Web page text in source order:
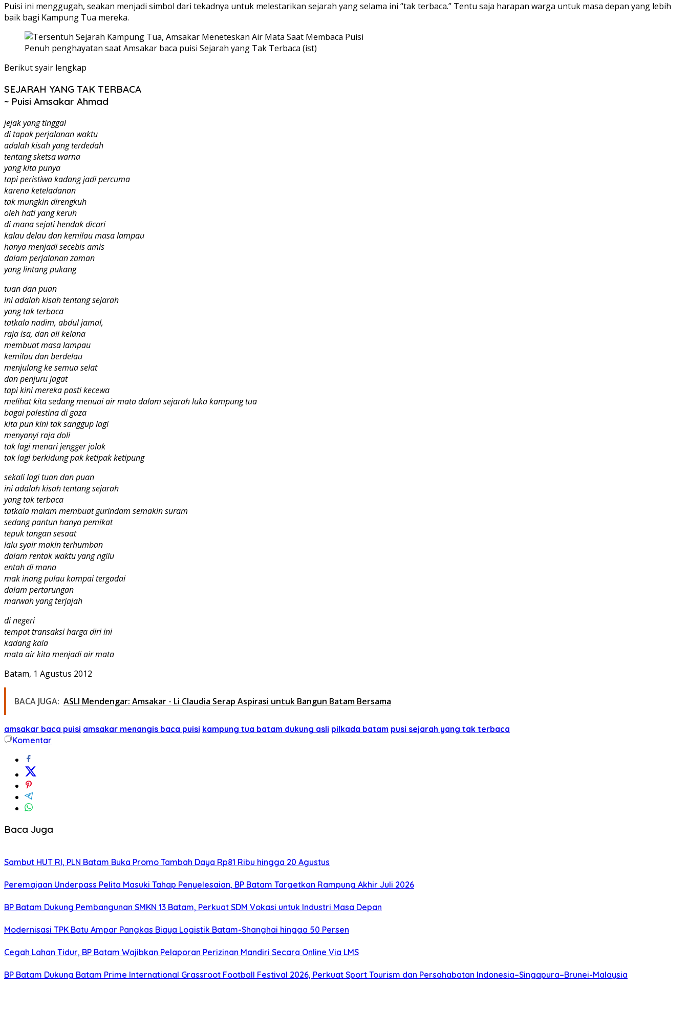
Puisi ini menggugah, seakan menjadi simbol dari tekadnya untuk melestarikan sejarah yang selama ini “tak terbaca.” Tentu saja harapan warga untuk masa depan yang lebih
baik bagi Kampung Tua mereka.
Penuh penghayatan saat Amsakar baca puisi Sejarah yang Tak Terbaca (ist)
Berikut syair lengkap
SEJARAH YANG TAK TERBACA
~ Puisi Amsakar Ahmad
jejak yang tinggal
di tapak perjalanan waktu
adalah kisah yang terdedah
tentang sketsa warna
yang kita punya
tapi peristiwa kadang jadi percuma
karena keteladanan
tak mungkin direngkuh
oleh hati yang keruh
di mana sejati hendak dicari
kalau delau dan kemilau masa lampau
hanya menjadi secebis amis
dalam perjalanan zaman
yang lintang pukang
tuan dan puan
ini adalah kisah tentang sejarah
yang tak terbaca
tatkala nadim, abdul jamal,
raja isa, dan ali kelana
membuat masa lampau
kemilau dan berdelau
menjulang ke semua selat
dan penjuru jagat
tapi kini mereka pasti kecewa
melihat kita sedang menuai air mata dalam sejarah luka kampung tua
bagai palestina di gaza
kita pun kini tak sanggup lagi
menyanyi raja doli
tak lagi menari jengger jolok
tak lagi berkidung pak ketipak ketipung
sekali lagi tuan dan puan
ini adalah kisah tentang sejarah
yang tak terbaca
tatkala malam membuat gurindam semakin suram
sedang pantun hanya pemikat
tepuk tangan sesaat
lalu syair makin terhumban
dalam rentak waktu yang ngilu
entah di mana
mak inang pulau kampai tergadai
dalam pertarungan
marwah yang terjajah
di negeri
tempat transaksi harga diri ini
kadang kala
mata air kita menjadi air mata
Batam, 1 Agustus 2012
BACA JUGA: ASLI Mendengar: Amsakar - Li Claudia Serap Aspirasi untuk Bangun Batam Bersama
amsakar baca puisi amsakar menangis baca puisi kampung tua batam dukung asli pilkada batam pusi sejarah yang tak terbaca
Komentar
Baca Juga
Sambut HUT RI, PLN Batam Buka Promo Tambah Daya Rp81 Ribu hingga 20 Agustus
Peremajaan Underpass Pelita Masuki Tahap Penyelesaian, BP Batam Targetkan Rampung Akhir Juli 2026
BP Batam Dukung Pembangunan SMKN 13 Batam, Perkuat SDM Vokasi untuk Industri Masa Depan
Modernisasi TPK Batu Ampar Pangkas Biaya Logistik Batam-Shanghai hingga 50 Persen
Cegah Lahan Tidur, BP Batam Wajibkan Pelaporan Perizinan Mandiri Secara Online Via LMS
BP Batam Dukung Batam Prime International Grassroot Football Festival 2026, Perkuat Sport Tourism dan Persahabatan Indonesia–Singapura–Brunei-Malaysia